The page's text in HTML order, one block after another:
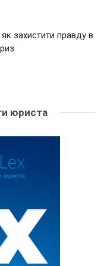
захистити правду в
юриста